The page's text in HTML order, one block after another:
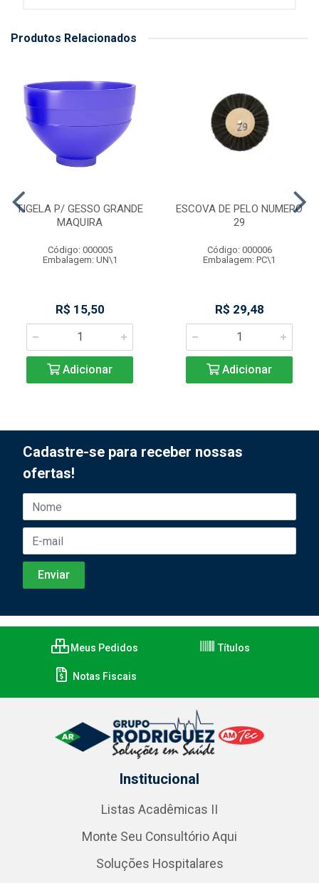
Produtos Relacionados
TIGELA P/ GESSO GRANDE
MAQUIRA
Código: 000005
Embalagem: UN\1
R$ 15,50
Adicionar
ESCOVA DE PELO NUMERO
29
Código: 000006
Embalagem: PC\1
R$ 29,48
Adicionar
Cadastre-se para receber nossas
ofertas!
Meus Pedidos Títulos
Notas Fiscais
Institucional
Listas Acadêmicas II
Monte Seu Consultório Aqui
Soluções Hospitalares